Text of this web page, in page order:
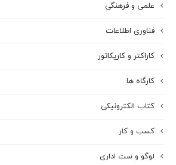
علمی و فرهنگی
فناوری اطلاعات
کاراکتر و کاریکاتور
کارگاه ها
کتاب الکترونیکی
کسب و کار
لوگو و ست اداری